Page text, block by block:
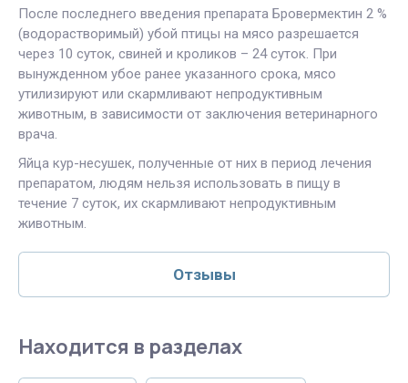
После последнего введения препарата Бровермектин 2 %
(водорастворимый) убой птицы на мясо разрешается
через 10 суток, свиней и кроликов – 24 суток. При
вынужденном убое ранее указанного срока, мясо
утилизируют или скармливают непродуктивным
животным, в зависимости от заключения ветеринарного
врача.
Яйца кур-несушек, полученные от них в период лечения
препаратом, людям нельзя использовать в пищу в
течение 7 суток, их скармливают непродуктивным
животным.
Отзывы
Находится в разделах